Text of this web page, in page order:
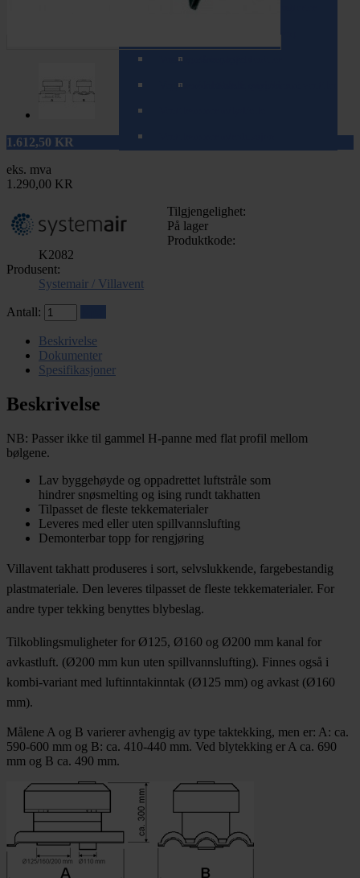
Spirorør (teleskopisk/zoom)
T-rør og Påstikk
Veggkanaler (teleskopisk/zoom)
Tilbehør til varme- og kjølebatterier
Ventiler (balansert ventilasjon)
Ventiler (mekanisk ventilasjon)
Ventilrammer
Ventilrammer m/alukanal
1.612,50 KR
eks. mva
1.290,00 KR
Tilgjengelighet:
På lager
Produktkode:
K2082
Produsent:
Systemair / Villavent
Antall:
Beskrivelse
Dokumenter
Spesifikasjoner
Beskrivelse
NB: Passer ikke til gammel H-panne med flat profil mellom
bølgene.
Lav byggehøyde og oppadrettet luftstråle som
hindrer snøsmelting og ising rundt takhatten
Tilpasset de fleste tekkematerialer
Leveres med eller uten spillvannslufting
Demonterbar topp for rengjøring
Villavent takhatt produseres i sort, selvslukkende, fargebestandig
plastmateriale. Den leveres tilpasset de fleste tekkematerialer. For
andre typer tekking benyttes blybeslag.
Tilkoblingsmuligheter for Ø125, Ø160 og Ø200 mm kanal for
avkastluft. (Ø200 mm kun uten spillvannslufting). Finnes også i
kombi-variant med luftinntakinntak (Ø125 mm) og avkast (Ø160
mm).
Målene A og B varierer avhengig av type taktekking, men er: A: ca.
590-600 mm og B: ca. 410-440 mm. Ved blytekking er A ca. 690
mm og B ca. 490 mm.